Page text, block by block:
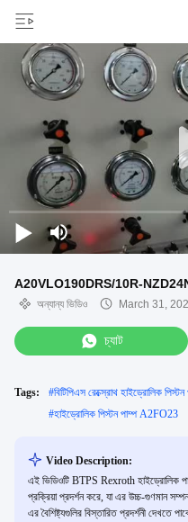
A20VLO190DRS/10R-
অন্যান্য ভিডিও March 31,
চ্যাট
Tags: #বিটিপিএস রেক্স্রোথ হাইড্রোলিক পিস্টন
#হাইড্রোলিক পিস্টন পাম্প A2FO23
Video Description:
এই ভিডিওটি BTPS Rexroth হাইড্রোলিক
প্রক্রিয়া প্রদর্শন করে, যা এর উচ্চ-গুণমান
এর বৈশিষ্ট্যগুলির বিস্তারিত প্রদর্শনী দেখতে